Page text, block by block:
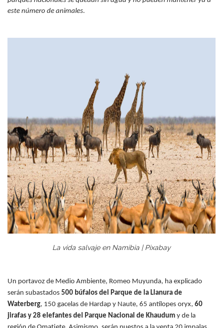
este número de animales.
La vida salvaje en Namibia | Pixabay
Un portavoz de Medio Ambiente, Romeo Muyunda, ha explicado
serán subastados 500 búfalos del Parque de la Llanura de
Waterberg, 150 gacelas de Hardap y Naute, 65 antílopes oryx, 60
jirafas y 28 elefantes del Parque Nacional de Khaudum y de la